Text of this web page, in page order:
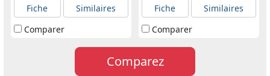
Fiche
Similaires
Comparer
Fiche
Similaires
Comparer
Comparez